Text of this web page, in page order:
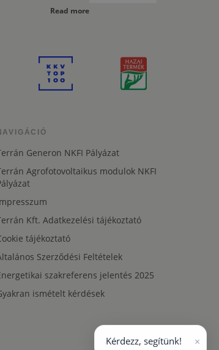
Read more
Generon NKFI Pályázat
Agrofotovoltaikus modulok NKFI
Kft. Adatkezelési tájékoztató
tájékoztató
Szerződési Feltételek
szakreferens jelentés 2025
ismételt kérdések
Kérdezz, segítünk! ×